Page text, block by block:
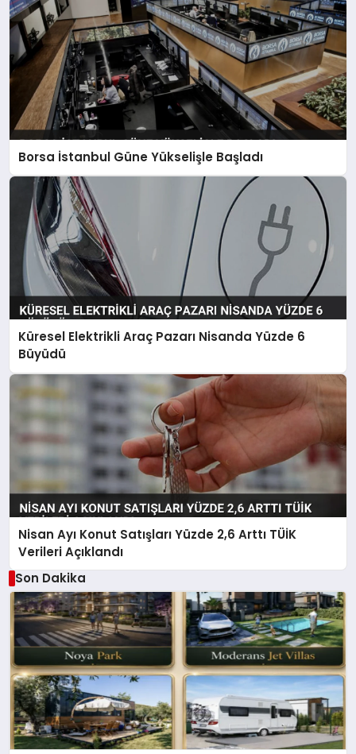
Borsa İstanbul Güne Yükselişle Başladı
Küresel Elektrikli Araç Pazarı Nisanda Yüzde 6
Büyüdü
Nisan Ayı Konut Satışları Yüzde 2,6 Arttı TÜİK
Verileri Açıklandı
Son Dakika